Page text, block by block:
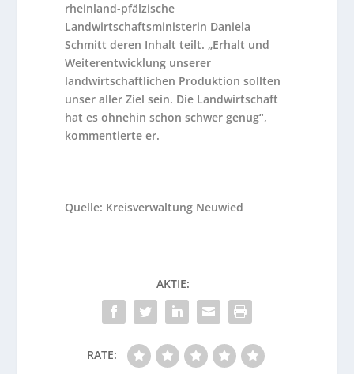
rheinland-pfälzische
Landwirtschaftsministerin Daniela
Schmitt deren Inhalt teilt. „Erhalt und
Weiterentwicklung unserer
landwirtschaftlichen Produktion sollten
unser aller Ziel sein. Die Landwirtschaft
hat es ohnehin schon schwer genug“,
kommentierte er.
Quelle: Kreisverwaltung Neuwied
AKTIE:
RATE: